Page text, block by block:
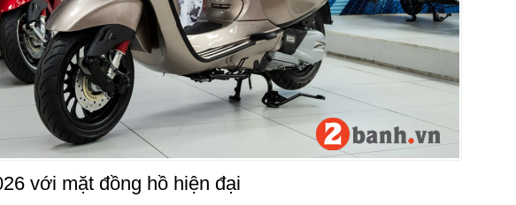
với mặt đồng hồ hiện đại